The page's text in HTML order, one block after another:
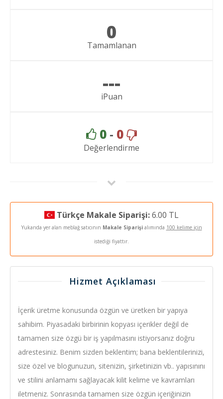
0
Tamamlanan
---
iPuan
0 - 0
Değerlendirme
Türkçe Makale Siparişi:6.00 TL
Yukarıda yer alan meblağ satıcının Makale Siparişialımında 100 kelime için
istediği fiyattır.
Hizmet Açıklaması
İçerik üretme konusunda özgün ve üretken bir yapıya
sahibim. Piyasadaki birbirinin kopyası içerikler değil de
tamamen size özgü bir iş yapılmasını istiyorsanız doğru
adrestesiniz. Benim sizden beklentim; bana beklentilerinizi,
size özel ve blogunuzun, sitenizin, şirketinizin vb.. yapısınını
ve stilini anlamamı sağlayacak kilit kelime ve kavramları
iletmeniz. Sonrasında tamamen size özgün içeriğinizin